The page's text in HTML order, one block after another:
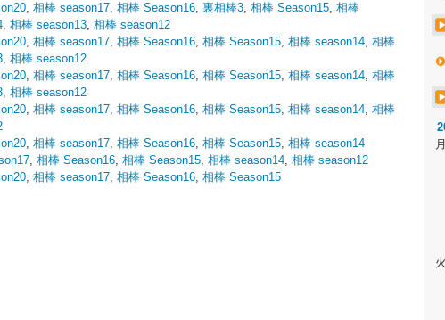
, 相棒 season17, 相棒 Season16, 裏相棒3, 相棒 Season15, 相棒
, 相棒 season13, 相棒 season12
, 相棒 season17, 相棒 Season16, 相棒 Season15, 相棒 season14, 相棒
, 相棒 season12
, 相棒 season17, 相棒 Season16, 相棒 Season15, 相棒 season14, 相棒
, 相棒 season12
, 相棒 season17, 相棒 Season16, 相棒 Season15, 相棒 season14, 相棒
, 相棒 season17, 相棒 Season16, 相棒 Season15, 相棒 season14
, 相棒 Season16, 相棒 Season15, 相棒 season14, 相棒 season12
, 相棒 season17, 相棒 Season16, 相棒 Season15
月
火